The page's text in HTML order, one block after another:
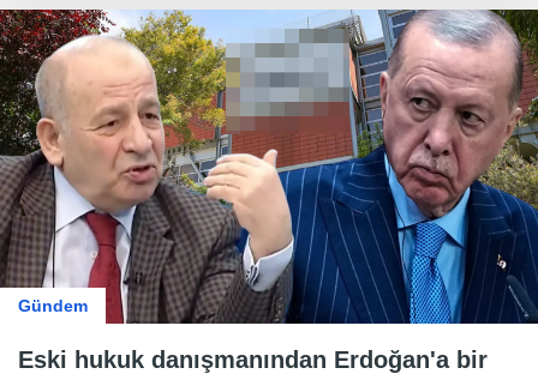
Gündem
Eski hukuk danışmanından Erdoğan'a bir